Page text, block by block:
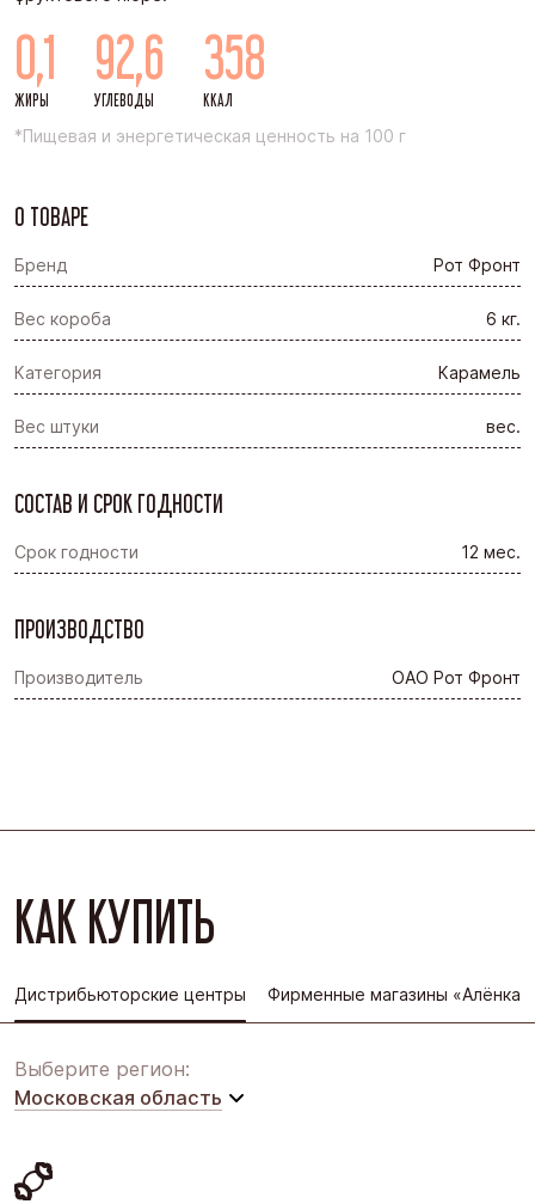
0,1
ЖИРЫ
92,6
УГЛЕВОДЫ
358
ККАЛ
*Пищевая и энергетическая ценность на 100 г
О ТОВАРЕ
Бренд Рот Фронт
Вес короба 6 кг.
Категория Карамель
Вес штуки вес.
СОСТАВ И СРОК ГОДНОСТИ
Срок годности 12 мес.
ПРОИЗВОДСТВО
Производитель ОАО Рот Фронт
КАК КУПИТЬ
Дистрибьюторские центры Фирменные магазины «Алёнка»
Выберите регион:
Московская область
Восточная Сибирь